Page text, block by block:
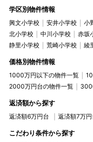
学区別物件情報
興文小学校 安井小学校 小
北小学校
中川小学校 赤坂
静里小学校
荒崎小学校 綾
価格別物件情報
1000万円以下の物件一覧
2000万円台の物件一覧
返済額から探す
返済額6万円台 返済額7万円
こだわり条件から探す